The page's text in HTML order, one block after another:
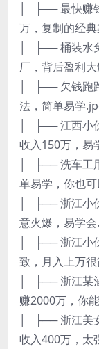
│ ├── 最快赚
万，复制的经
│ ├── 桶装水
厂，背后盈利
│ ├── 欠钱跑
法，简单易学
│ ├── 江西小
收入150万，易
│ ├── 洗车工
单易学，你也
│ ├── 浙江小
意火爆，易学
│ ├── 浙江小
致，月入上万
│ ├── 浙江某
赚2000万，你
│ ├── 浙江美
收入400万，太